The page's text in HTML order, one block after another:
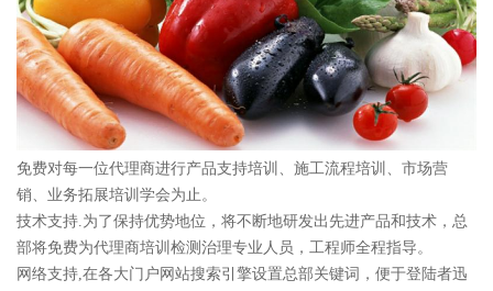
免费对每一位代理商进行产品支持培训、施工流程培训、市场营
销、业务拓展培训学会为止。
技术支持.为了保持优势地位，将不断地研发出先进产品和技术，总
部将免费为代理商培训检测治理专业人员，工程师全程指导。
网络支持,在各大门户网站搜索引擎设置总部关键词，便于登陆者迅